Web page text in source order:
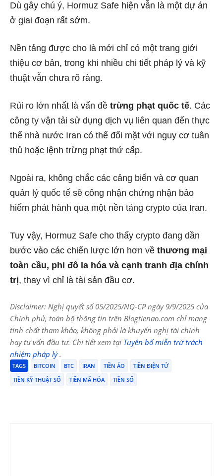
Dù gây chú ý, Hormuz Safe hiện vẫn là một dự án
ở giai đoạn rất sớm.
Nền tảng được cho là mới chỉ có một trang giới
thiệu cơ bản, trong khi nhiều chi tiết pháp lý và kỹ
thuật vẫn chưa rõ ràng.
Rủi ro lớn nhất là vấn đề trừng phạt quốc tế. Các
công ty vận tải sử dụng dịch vụ liên quan đến thực
thể nhà nước Iran có thể đối mặt với nguy cơ tuân
thủ hoặc lệnh trừng phạt thứ cấp.
Ngoài ra, không chắc các cảng biển và cơ quan
quản lý quốc tế sẽ công nhận chứng nhận bảo
hiểm phát hành qua một nền tảng crypto của Iran.
Tuy vậy, Hormuz Safe cho thấy crypto đang dần
bước vào các chiến lược lớn hơn về thương mại
toàn cầu, phi đô la hóa và cạnh tranh địa chính
trị, thay vì chỉ là tài sản đầu cơ.
Disclaimer: Nghị quyết số 05/2025/NQ-CP ngày 9/9/2025 của
Chính phủ, toàn bộ thông tin trên Blogtienao.com chỉ mang
tính chất tham khảo, không phải là khuyến nghị tài chính
hay tư vấn đầu tư. Chi tiết xem tại Tuyên bố miễn trừ trách
nhiệm pháp lý.
TAGS BITCOIN BTC IRAN TIỀN ẢO
TIỀN ĐIỆN TỬ
TIỀN KỸ THUẬT SỐ
TIỀN MÃ HÓA TIỀN SỐ